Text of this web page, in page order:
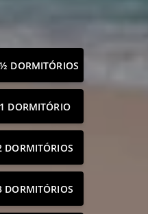
DORMITÓRIOS
DORMITÓRIO
DORMITÓRIOS
DORMITÓRIOS